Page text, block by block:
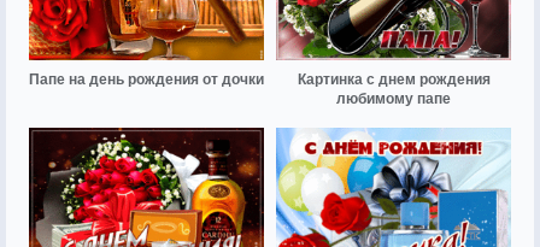
Папе на день рождения от дочки
Картинка с днем рождения
любимому папе